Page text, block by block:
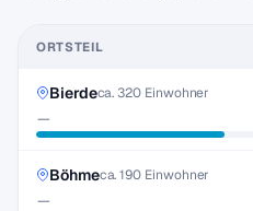
ORTSTEIL
Bierdeca. 320 Einwohner
—
Böhmeca. 190 Einwohner
—